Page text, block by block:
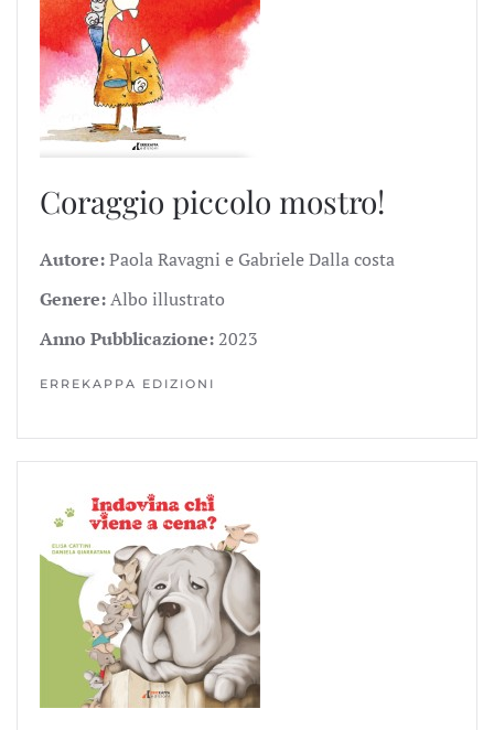
Coraggio piccolo mostro!
Autore:Paola Ravagni e Gabriele Dalla costa
Genere:Albo illustrato
Anno Pubblicazione: 2023
ERREKAPPA EDIZIONI